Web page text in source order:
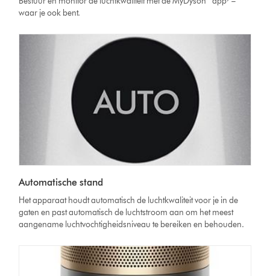
waar je ook bent.
Automatische stand
Het apparaat houdt automatisch de luchtkwaliteit voor je in de
gaten en past automatisch de luchtstroom aan om het meest
aangename luchtvochtigheidsniveau te bereiken en behouden.